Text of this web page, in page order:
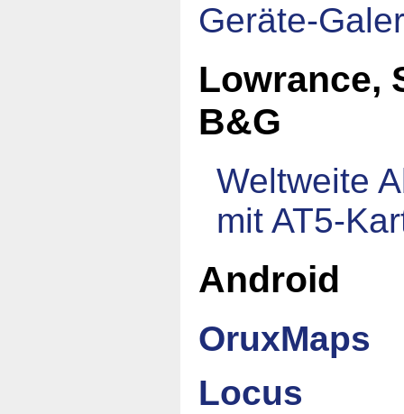
Geräte-
Lowrance,
B&G
Weltweite
mit AT5-
Android
OruxMaps
Locus